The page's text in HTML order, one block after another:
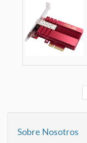
Sobre Nosotros